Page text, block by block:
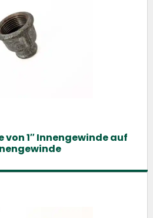
1″ Innengewinde auf